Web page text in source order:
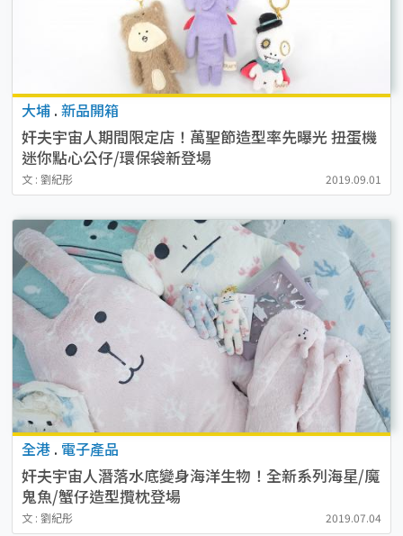
大埔 . 新品開箱
奸夫宇宙人期間限定店！萬聖節造型率先曝光 扭蛋機
迷你點心公仔/環保袋新登場
文 : 劉紀彤 2019.09.01
全港 . 電子產品
奸夫宇宙人潛落水底變身海洋生物！全新系列海星/魔
鬼魚/蟹仔造型攬枕登場
文 : 劉紀彤 2019.07.04